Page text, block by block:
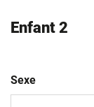
Enfant 2
Sexe